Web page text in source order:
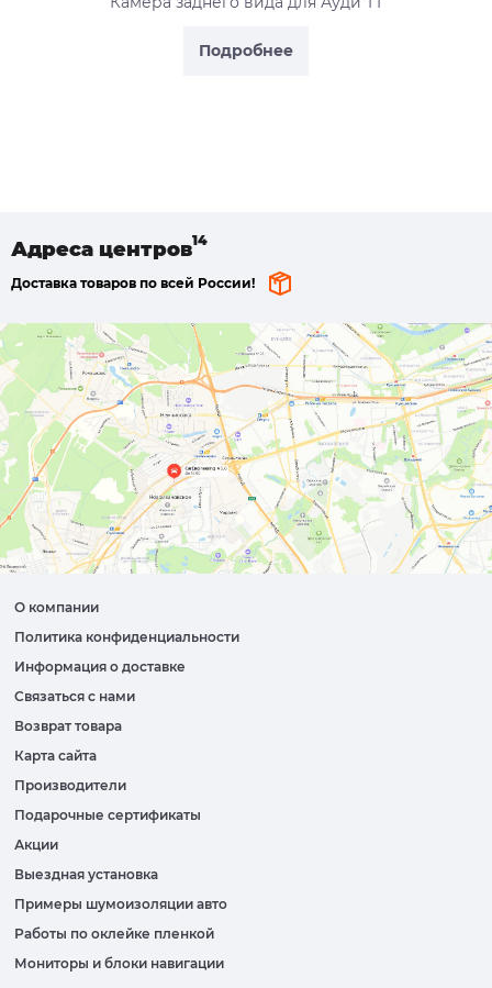
Подробнее
Адреса центров
Доставка товаров по всей России!
О компании
Политика конфиденциальности
Информация о доставке
Связаться с нами
Возврат товара
Карта сайта
Производители
Подарочные сертификаты
Акции
Выездная установка
Примеры шумоизоляции авто
Работы по оклейке пленкой
Мониторы и блоки навигации